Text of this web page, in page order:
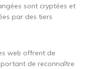
sont cryptées et
par des tiers
web offrent de
de reconnaître